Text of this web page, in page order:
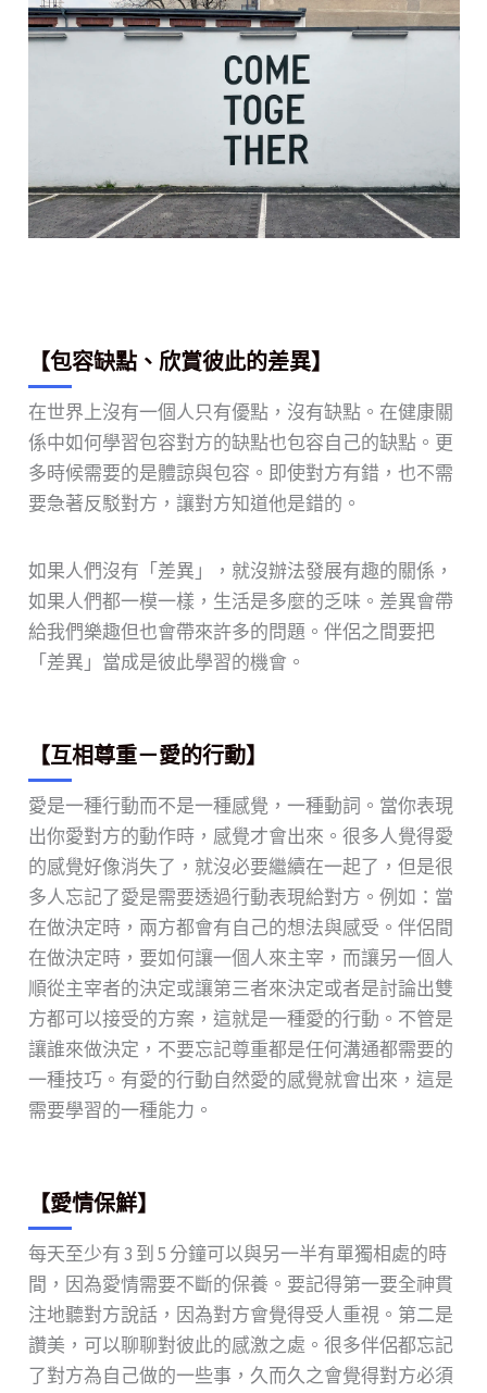
【包容缺點、欣賞彼此的差異】
在世界上沒有一個人只有優點，沒有缺點。在健康關
係中如何學習包容對方的缺點也包容自己的缺點。更
多時候需要的是體諒與包容。即使對方有錯，也不需
要急著反駁對方，讓對方知道他是錯的。
如果人們沒有「差異」，就沒辦法發展有趣的關係，
如果人們都一模一樣，生活是多麼的乏味。差異會帶
給我們樂趣但也會帶來許多的問題。伴侶之間要把
「差異」當成是彼此學習的機會。
【互相尊重－愛的行動】
愛是一種行動而不是一種感覺，一種動詞。當你表現
出你愛對方的動作時，感覺才會出來。很多人覺得愛
的感覺好像消失了，就沒必要繼續在一起了，但是很
多人忘記了愛是需要透過行動表現給對方。例如：當
在做決定時，兩方都會有自己的想法與感受。伴侶間
在做決定時，要如何讓一個人來主宰，而讓另一個人
順從主宰者的決定或讓第三者來決定或者是討論出雙
方都可以接受的方案，這就是一種愛的行動。不管是
讓誰來做決定，不要忘記尊重都是任何溝通都需要的
一種技巧。有愛的行動自然愛的感覺就會出來，這是
需要學習的一種能力。
【愛情保鮮】
每天至少有 3 到 5 分鐘可以與另一半有單獨相處的時
間，因為愛情需要不斷的保養。要記得第一要全神貫
注地聽對方說話，因為對方會覺得受人重視。第二是
讚美，可以聊聊對彼此的感激之處。很多伴侶都忘記
了對方為自己做的一些事，久而久之會覺得對方必須